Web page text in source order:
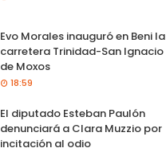
Evo Morales inauguró en Beni la
carretera Trinidad-San Ignacio
de Moxos
18:59
El diputado Esteban Paulón
denunciará a Clara Muzzio por
incitación al odio